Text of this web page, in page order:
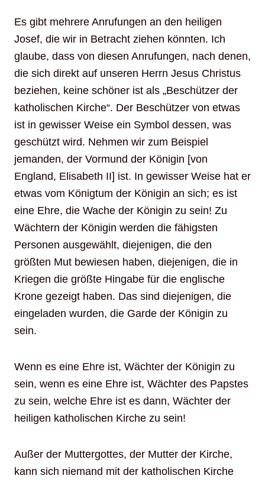
Es gibt mehrere Anrufungen an den heiligen
Josef, die wir in Betracht ziehen könnten. Ich
glaube, dass von diesen Anrufungen, nach denen,
die sich direkt auf unseren Herrn Jesus Christus
beziehen, keine schöner ist als „Beschützer der
katholischen Kirche“. Der Beschützer von etwas
ist in gewisser Weise ein Symbol dessen, was
geschützt wird. Nehmen wir zum Beispiel
jemanden, der Vormund der Königin [von
England, Elisabeth II] ist. In gewisser Weise hat er
etwas vom Königtum der Königin an sich; es ist
eine Ehre, die Wache der Königin zu sein! Zu
Wächtern der Königin werden die fähigsten
Personen ausgewählt, diejenigen, die den
größten Mut bewiesen haben, diejenigen, die in
Kriegen die größte Hingabe für die englische
Krone gezeigt haben. Das sind diejenigen, die
eingeladen wurden, die Garde der Königin zu
sein.
Wenn es eine Ehre ist, Wächter der Königin zu
sein, wenn es eine Ehre ist, Wächter des Papstes
zu sein, welche Ehre ist es dann, Wächter der
heiligen katholischen Kirche zu sein!
Außer der Muttergottes, der Mutter der Kirche,
kann sich niemand mit der katholischen Kirche